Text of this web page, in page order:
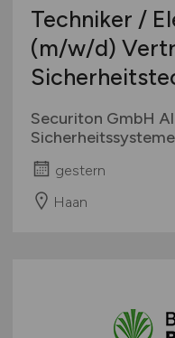
Techniker /
(m/w/d)
Securiton GmbH
Sicherheitssysteme
gestern
Haan